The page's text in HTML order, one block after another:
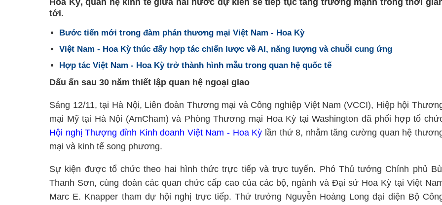
Hoa Kỳ, quan hệ kinh tế giữa hai nước dự kiến sẽ tiếp tục tăng trưởng mạnh trong thời
tới.
Bước tiến mới trong đàm phán thương mại Việt Nam - Hoa Kỳ
Việt Nam - Hoa Kỳ thúc đẩy hợp tác chiến lược về AI, năng lượng và chuỗi cung ứng
Hợp tác Việt Nam - Hoa Kỳ trở thành hình mẫu trong quan hệ quốc tế
Dấu ấn sau 30 năm thiết lập quan hệ ngoại giao
Sáng 12/11, tại Hà Nội, Liên đoàn Thương mại và Công nghiệp Việt Nam (VCCI), Hiệp hội
mại Mỹ tại Hà Nội (AmCham) và Phòng Thương mại Hoa Kỳ tại Washington đã phối hợp tổ
Hội nghị Thượng đỉnh Kinh doanh Việt Nam - Hoa Kỳ lần thứ 8, nhằm tăng cường quan hệ
mại và kinh tế song phương.
Sự kiện được tổ chức theo hai hình thức trực tiếp và trực tuyến. Phó Thủ tướng Chính phủ
Thanh Sơn, cùng đoàn các quan chức cấp cao của các bộ, ngành và Đại sứ Hoa Kỳ tại Việt
Marc E. Knapper tham dự hội nghị trực tiếp. Thứ trưởng Nguyễn Hoàng Long đại diện Bộ